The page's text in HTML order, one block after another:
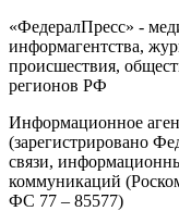
«ФедералПресс» -
информагентства,
происшествия,
регионов РФ
Информационное
(зарегистрировано
связи,
коммуникаций
ФС 77 – 85577)